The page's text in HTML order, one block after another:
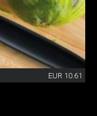
EUR 10.61